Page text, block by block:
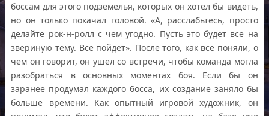
боссам для этого подземелья, которых он хотел бы видеть,
но он только покачал головой. «А, расслабьтесь, просто
делайте рок-н-ролл с чем угодно. Пусть это будет все на
звериную тему. Все пойдет». После того, как все поняли, о
чем он говорит, он ушел со встречи, чтобы команда могла
разобраться в основных моментах боя. Если бы он
заранее продумал каждого босса, их создание заняло бы
больше времени. Как опытный игровой художник, он